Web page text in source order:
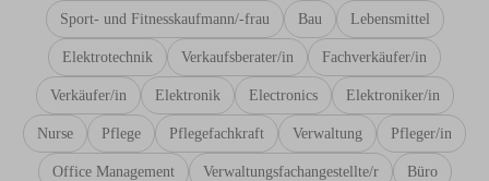
Sport- und Fitnesskaufmann/-frau Bau Lebensmittel
Elektrotechnik Verkaufsberater/in Fachverkäufer/in
Verkäufer/in Elektronik Electronics Elektroniker/in
Nurse Pflege Pflegefachkraft Verwaltung Pfleger/in
Office Management Verwaltungsfachangestellte/r Büro